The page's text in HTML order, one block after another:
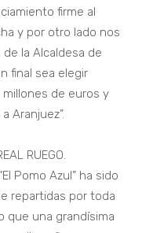
firme al
y por otro lado nos
la Alcaldesa de
final sea elegir
de euros y
Aranjuez”.
RUEGO.
Pomo Azul” ha sido
repartidas por toda
que una grandísima